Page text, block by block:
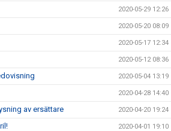
2020-05-29 12:26
2020-05-20 08:09
2020-05-17 12:34
2020-05-12 08:36
2020-05-04 13:19
2020-04-28 14:40
av ersättare 2020-04-20 19:24
2020-04-01 19:10